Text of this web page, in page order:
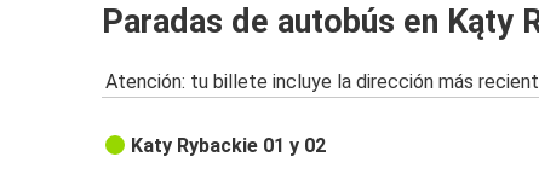
Paradas de autobús en Kąty
Atención: tu billete incluye la dirección más
Katy Rybackie 01 y 02